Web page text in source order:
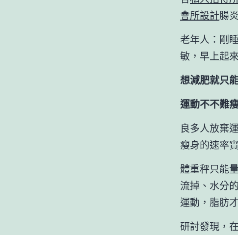
會所設計腸炎
老年人：剛
敏，早上起
想減肥就只
運動不不難
良多人放棄
瘦身的速率
體重秤只能
流掉、水分
運動，脂肪
研討發現，